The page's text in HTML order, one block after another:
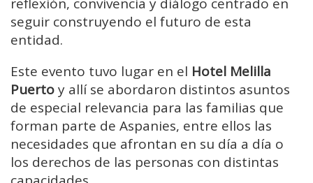
reflexión, convivencia y diálogo centrado en
seguir construyendo el futuro de esta
entidad.
Este evento tuvo lugar en el Hotel Melilla
Puertoy allí se abordaron distintos asuntos
de especial relevancia para las familias que
forman parte de Aspanies, entre ellos las
necesidades que afrontan en su día a día o
los derechos de las personas con distintas